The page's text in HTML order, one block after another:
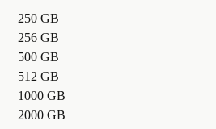
250 GB
256 GB
500 GB
512 GB
1000 GB
2000 GB